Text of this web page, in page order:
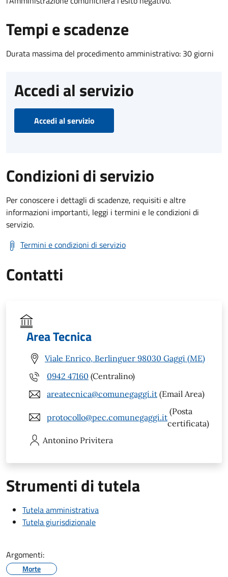
Tempi e scadenze
Durata massima del procedimento amministrativo: 30 giorni
Accedi al servizio
Accedi al servizio
Condizioni di servizio
Per conoscere i dettagli di scadenze, requisiti e altre
informazioni importanti, leggi i termini e le condizioni di
servizio.
Termini e condizioni di servizio
Contatti
Area Tecnica
Viale Enrico, Berlinguer 98030 Gaggi (ME)
0942 47160 (Centralino)
areatecnica@comunegaggi.it (Email Area)
protocollo@pec.comunegaggi.it
(Posta
certificata)
Antonino Privitera
Strumenti di tutela
Tutela amministrativa
Tutela giurisdizionale
Argomenti:
Morte